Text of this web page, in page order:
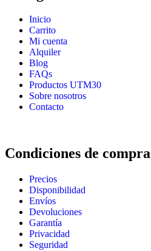
Inicio
Carrito
Mi cuenta
Alquiler
Blog
FAQs
Productos UTM30
Sobre nosotros
Contacto
Condiciones de compra
Precios
Disponibilidad
Envíos
Devoluciones
Garantía
Privacidad
Seguridad